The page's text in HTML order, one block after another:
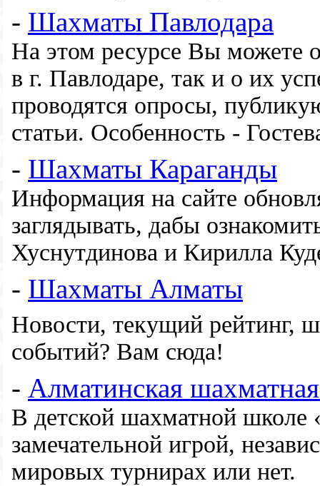
- Шахматы Павлодара
На этом ресурсе Вы можете
в г. Павлодаре, так и о их
проводятся опросы,
статьи. Особенность -
- Шахматы Караганды
Информация на сайте
заглядывать, дабы
Хуснутдинова и Кирилла
- Шахматы Алматы
Новости, текущий рейтинг,
событий? Вам сюда!
- Алматинская
В детской шахматной школе
замечательной игрой,
мировых турнирах или нет.